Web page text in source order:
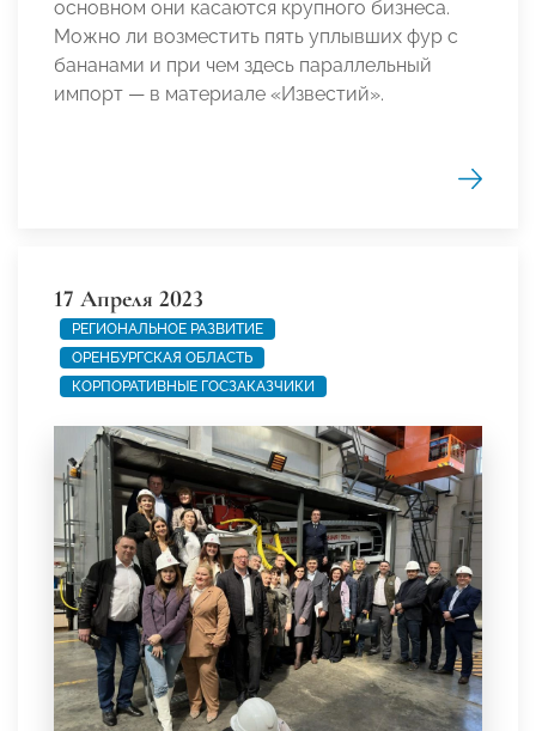
основном они касаются крупного бизнеса.
Можно ли возместить пять уплывших фур с
бананами и при чем здесь параллельный
импорт — в материале «Известий».
17 Апреля 2023
РЕГИОНАЛЬНОЕ РАЗВИТИЕ
ОРЕНБУРГСКАЯ ОБЛАСТЬ
КОРПОРАТИВНЫЕ ГОСЗАКАЗЧИКИ